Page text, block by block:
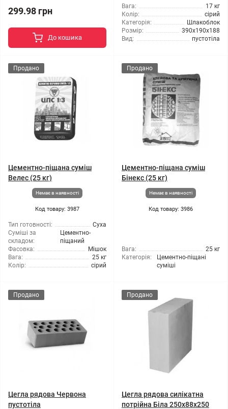
299.98 грн
До кошика
Вага:
17 кг
Колір:
сірий
Категорія:
Шлакоблок
Розмір:
390x190x188
Вид:
пустотіла
Продано
Цементно-піщана суміш
Велес (25 кг)
Немає в наявності
Код товару: 3987
Тип готовності:
Суха
Суміші за
складом:
Цементно-
піщаний
Фасовка:
Мішок
Вага:
25 кг
Колір:
сірий
Продано
Цементно-піщана суміш
Бінекс (25 кг)
Немає в наявності
Код товару: 3986
Вага:
25 кг
Категорія:
Цементно-піщані
суміші
Продано
Цегла рядова Червона
пустотіла
Продано
Цегла рядова силікатна
потрійна Біла 250х88х250